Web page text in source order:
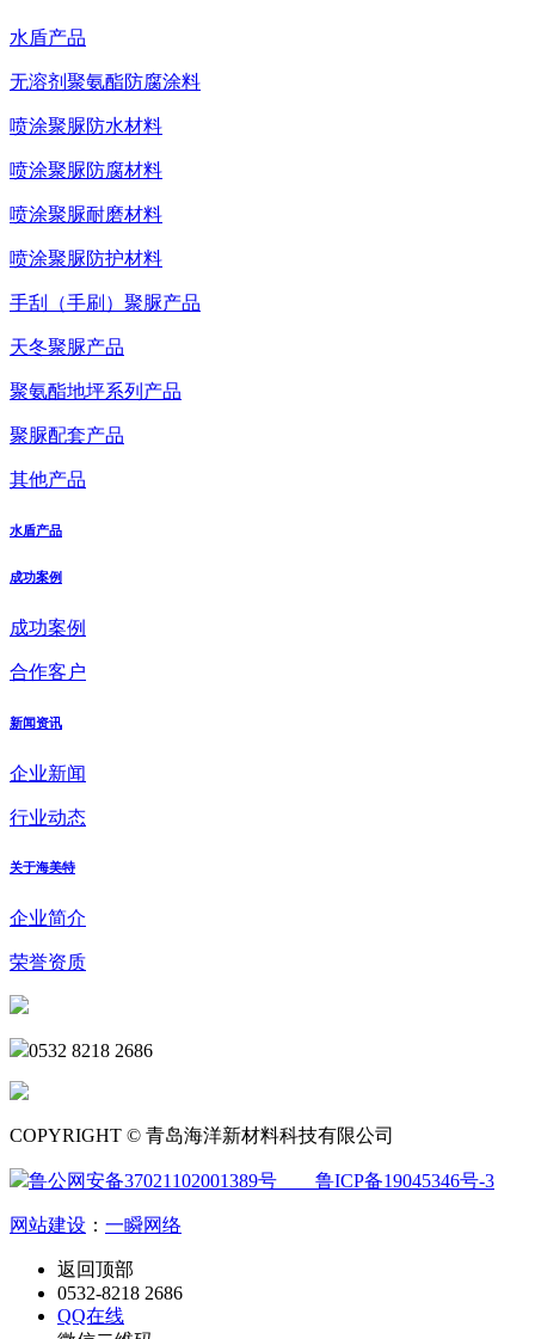
水盾产品
无溶剂聚氨酯防腐涂料
喷涂聚脲防水材料
喷涂聚脲防腐材料
喷涂聚脲耐磨材料
喷涂聚脲防护材料
手刮（手刷）聚脲产品
天冬聚脲产品
聚氨酯地坪系列产品
聚脲配套产品
其他产品
水盾产品
成功案例
成功案例
合作客户
新闻资讯
企业新闻
行业动态
关于海美特
企业简介
荣誉资质
0532 8218 2686
COPYRIGHT © 青岛海洋新材料科技有限公司
鲁公网安备37021102001389号 鲁ICP备19045346号-3
网站建设 ： 一瞬网络
返回顶部
0532-8218 2686
QQ在线